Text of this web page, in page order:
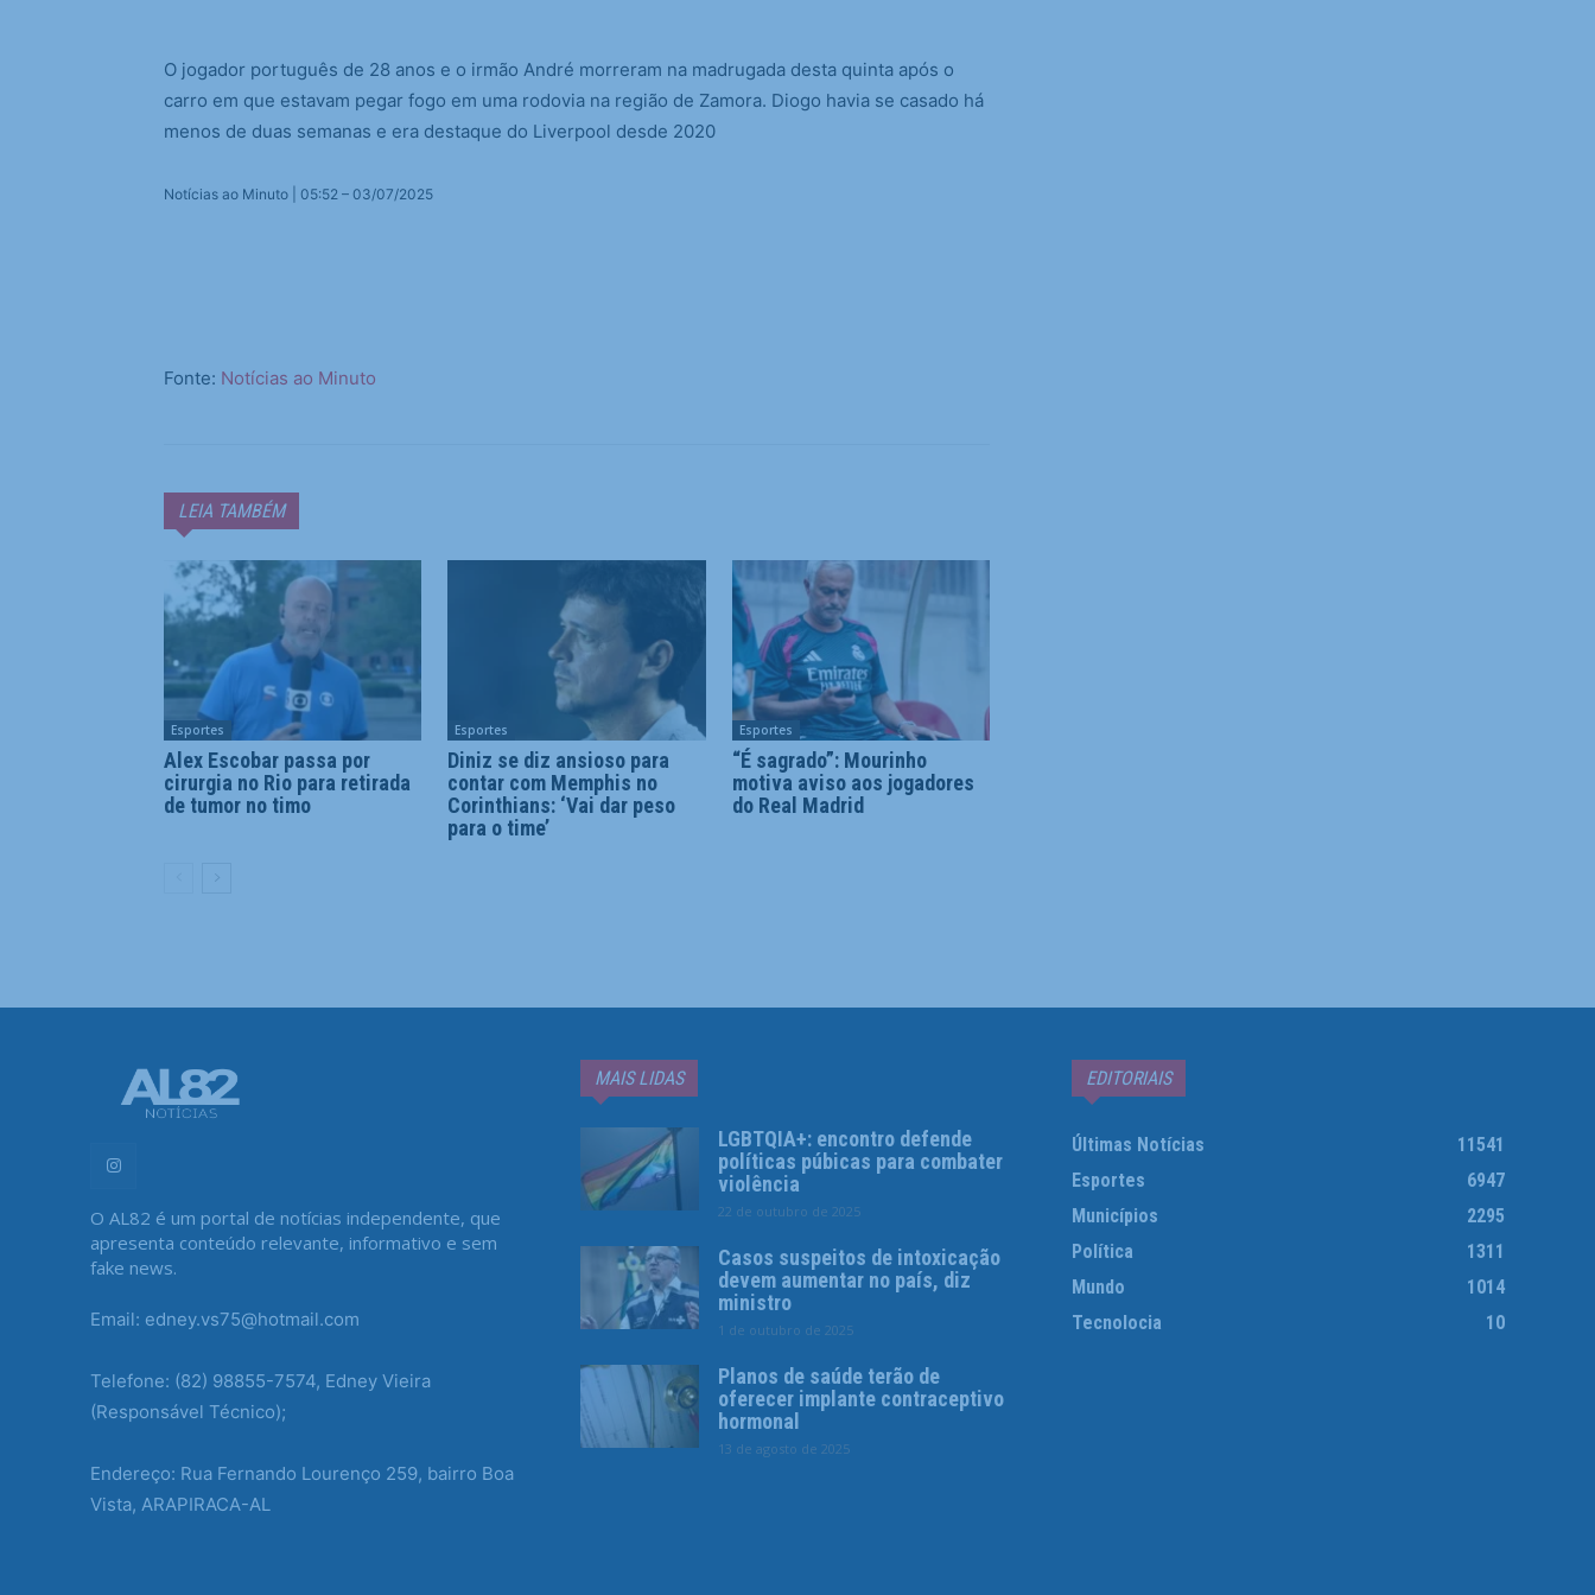
O jogador português de 28 anos e o irmão André morreram na madrugada desta quinta após o
carro em que estavam pegar fogo em uma rodovia na região de Zamora. Diogo havia se casado há
menos de duas semanas e era destaque do Liverpool desde 2020
Notícias ao Minuto | 05:52 – 03/07/2025
Fonte: Notícias ao Minuto
LEIA TAMBÉM
Esportes
Alex Escobar passa por
cirurgia no Rio para retirada
de tumor no timo
Esportes
Diniz se diz ansioso para
contar com Memphis no
Corinthians: ‘Vai dar peso
para o time’
Esportes
“É sagrado”: Mourinho
motiva aviso aos jogadores
do Real Madrid
O AL82 é um portal de notícias independente, que
apresenta conteúdo relevante, informativo e sem
fake news.
Email: edney.vs75@hotmail.com
Telefone: (82) 98855-7574, Edney Vieira
(Responsável Técnico);
Endereço: Rua Fernando Lourenço 259, bairro Boa
Vista, ARAPIRACA-AL
MAIS LIDAS
LGBTQIA+: encontro defende
políticas púbicas para combater
violência
22 de outubro de 2025
Casos suspeitos de intoxicação
devem aumentar no país, diz
ministro
1 de outubro de 2025
Planos de saúde terão de
oferecer implante contraceptivo
hormonal
13 de agosto de 2025
EDITORIAIS
Últimas Notícias
11541
Esportes
6947
Municípios
2295
Política
1311
Mundo
1014
Tecnolocia
10